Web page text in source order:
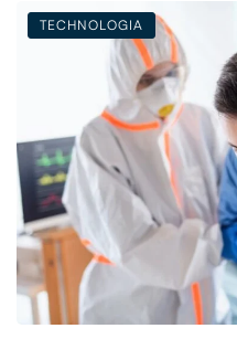
TECHNOLOGIA